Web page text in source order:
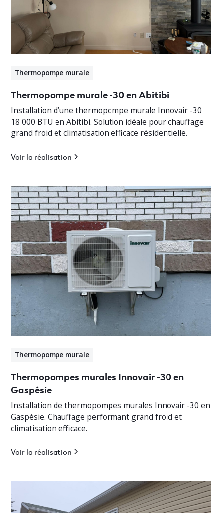
Thermopompe murale
Thermopompe murale -30 en Abitibi
Installation d’une thermopompe murale Innovair -30
18 000 BTU en Abitibi. Solution idéale pour chauffage
grand froid et climatisation efficace résidentielle.
Voir la réalisation
Thermopompe murale
Thermopompes murales Innovair -30 en
Gaspésie
Installation de thermopompes murales Innovair -30 en
Gaspésie. Chauffage performant grand froid et
climatisation efficace.
Voir la réalisation